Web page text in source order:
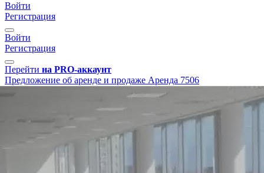
Войти
Регистрация
Войти
Регистрация
Перейти на PRO-аккаунт
Предложение об аренде и продаже Аренда 7506